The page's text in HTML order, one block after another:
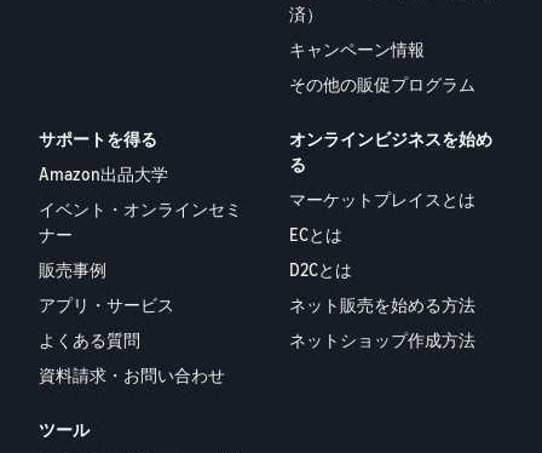
済）
キャンペーン情報
その他の販促プログラム
サポートを得る
Amazon出品大学
イベント・オンラインセミ
ナー
販売事例
アプリ・サービス
よくある質問
資料請求・お問い合わせ
オンラインビジネスを始め
る
マーケットプレイスとは
ECとは
D2Cとは
ネット販売を始める方法
ネットショップ作成方法
ツール